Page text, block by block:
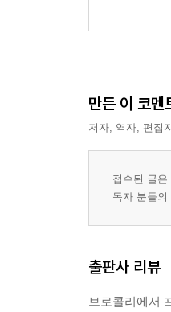
63 체스판과
67 스도쿠에 필
68 반 고흐 작
69 문까지 걸
70 이메일의
71 SNS 질투
74 영화 제작을
75 캔디 크러시
76 카이사르의
만든 이 코멘
저자, 역자, 편집
접수된 글은
독자 분들
출판사 리뷰
브로콜리에서